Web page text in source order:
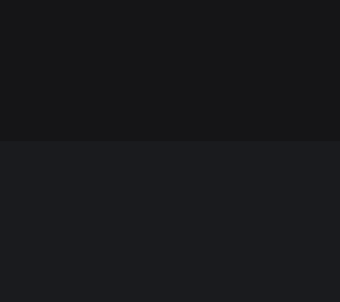
للحصول